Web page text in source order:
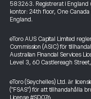
583263. Registrerat i
kontor: 24th floor, One
England.
eToro AUS Capital Limited
Commission (ASIC) för
Australian Financial Services
Level 3, 60 Castlereagh
eToro (Seychelles) Ltd. är
("FSAS") för att tillhandahålla
License #SD076